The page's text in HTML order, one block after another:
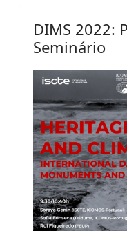
DIMS 2022:
Seminário